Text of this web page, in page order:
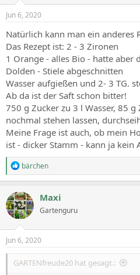
Jun 6, 2020
Natürlich kann man ein anderes
Das Rezept ist: 2 - 3 Zironen
1 Orange - alles Bio - hatte aber
Dolden - Stiele abgeschnitten
Wasser aufgießen und 2- 3 TG.
Ab da ist der Saft schon bitter!
750 g Zucker zu 3 l Wasser, 85
nochmal stehen lassen,
Meine Frage ist auch, ob mein
ist - dicker Stamm - kann ja kein
R
e
a
c
t
i
o
n
bärchen
Maxi
Gartenguru
Jun 6, 2020
GARTENfreude20 hat gesagt.: